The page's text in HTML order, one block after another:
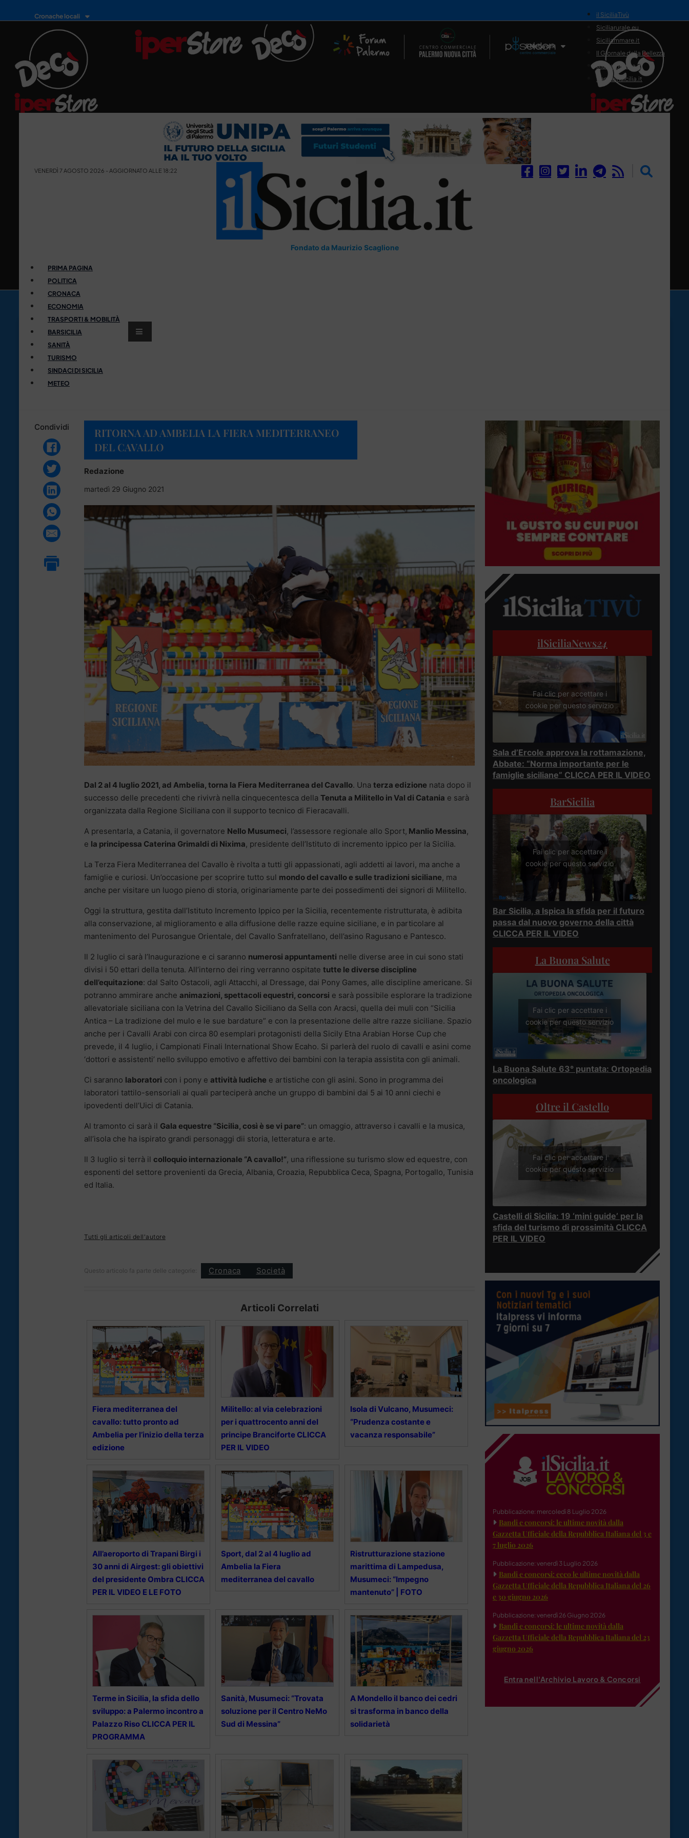
Cronache locali
Il Network
il SiciliaTivù
Siciliarurale.eu
Siciliammare.it
Il Giornale della Bellezza
Siciliamedica.it
Sanitainsicilia.it
VENERDÌ 7 AGOSTO 2026 - AGGIORNATO ALLE 18:22
Fondato da Maurizio Scaglione
PRIMA PAGINA
POLITICA
CRONACA
ECONOMIA
TRASPORTI & MOBILITÀ
BARSICILIA
SANITÀ
TURISMO
SINDACI DI SICILIA
METEO
Condividi
RITORNA AD AMBELIA LA FIERA MEDITERRANEO
DEL CAVALLO
Redazione
martedì 29 Giugno 2021
Dal 2 al 4 luglio 2021, ad Ambelia, torna la Fiera Mediterranea del Cavallo. Una terza edizione nata dopo il
successo delle precedenti che rivivrà nella cinquecentesca della Tenuta a Militello in Val di Catania e sarà
organizzata dalla Regione Siciliana con il supporto tecnico di Fieracavalli.
A presentarla, a Catania, il governatore Nello Musumeci, l’assessore regionale allo Sport, Manlio Messina,
e la principessa Caterina Grimaldi di Nixima, presidente dell’Istituto di incremento ippico per la Sicilia.
La Terza Fiera Mediterranea del Cavallo è rivolta a tutti gli appassionati, agli addetti ai lavori, ma anche a
famiglie e curiosi. Un’occasione per scoprire tutto sul mondo del cavallo e sulle tradizioni siciliane, ma
anche per visitare un luogo pieno di storia, originariamente parte dei possedimenti dei signori di Militello.
Oggi la struttura, gestita dall’Istituto Incremento Ippico per la Sicilia, recentemente ristrutturata, è adibita
alla conservazione, al miglioramento e alla diffusione delle razze equine siciliane, e in particolare al
mantenimento del Purosangue Orientale, del Cavallo Sanfratellano, dell’asino Ragusano e Pantesco.
Il 2 luglio ci sarà l’Inaugurazione e ci saranno numerosi appuntamenti nelle diverse aree in cui sono stati
divisi i 50 ettari della tenuta. All’interno dei ring verranno ospitate tutte le diverse discipline
dell’equitazione: dal Salto Ostacoli, agli Attacchi, al Dressage, dai Pony Games, alle discipline americane. Si
potranno ammirare anche animazioni, spettacoli equestri, concorsi e sarà possibile esplorare la tradizione
allevatoriale siciliana con la Vetrina del Cavallo Siciliano da Sella con Aracsi, quella dei muli con “Sicilia
Antica – La tradizione del mulo e le sue bardature” e con la presentazione delle altre razze siciliane. Spazio
anche per i Cavalli Arabi con circa 80 esemplari protagonisti della Sicily Etna Arabian Horse Cup che
prevede, il 4 luglio, i Campionati Finali International Show Ecaho. Si parlerà del ruolo di cavalli e asini come
‘dottori e assistenti’ nello sviluppo emotivo e affettivo dei bambini con la terapia assistita con gli animali.
Ci saranno laboratori con i pony e attività ludiche e artistiche con gli asini. Sono in programma dei
laboratori tattilo-sensoriali ai quali parteciperà anche un gruppo di bambini dai 5 ai 10 anni ciechi e
ipovedenti dell’Uici di Catania.
Al tramonto ci sarà il Gala equestre “Sicilia, così è se vi pare”: un omaggio, attraverso i cavalli e la musica,
all’isola che ha ispirato grandi personaggi dii storia, letteratura e arte.
Il 3 luglio si terrà il colloquio internazionale “A cavallo!”, una riflessione su turismo slow ed equestre, con
esponenti del settore provenienti da Grecia, Albania, Croazia, Repubblica Ceca, Spagna, Portogallo, Tunisia
ed Italia.
Tutti gli articoli dell'autore
Questo articolo fa parte delle categorie: Cronaca Società
Articoli Correlati
Fiera mediterranea del
cavallo: tutto pronto ad
Ambelia per l’inizio della terza
edizione
Militello: al via celebrazioni
per i quattrocento anni del
principe Branciforte CLICCA
PER IL VIDEO
Isola di Vulcano, Musumeci:
“Prudenza costante e
vacanza responsabile”
All’aeroporto di Trapani Birgi i
30 anni di Airgest: gli obiettivi
del presidente Ombra CLICCA
PER IL VIDEO E LE FOTO
Sport, dal 2 al 4 luglio ad
Ambelia la Fiera
mediterranea del cavallo
Ristrutturazione stazione
marittima di Lampedusa,
Musumeci: “Impegno
mantenuto” | FOTO
Terme in Sicilia, la sfida dello
sviluppo: a Palermo incontro a
Palazzo Riso CLICCA PER IL
PROGRAMMA
Sanità, Musumeci: “Trovata
soluzione per il Centro NeMo
Sud di Messina”
A Mondello il banco dei cedri
si trasforma in banco della
solidarietà
ilSiciliaNews24
Fai clic per accettare i
cookie per questo servizio
Sala d’Ercole approva la rottamazione,
Abbate: “Norma importante per le
famiglie siciliane” CLICCA PER IL VIDEO
BarSicilia
Fai clic per accettare i
cookie per questo servizio
Bar Sicilia, a Ispica la sfida per il futuro
passa dal nuovo governo della città
CLICCA PER IL VIDEO
La Buona Salute
Fai clic per accettare i
cookie per questo servizio
La Buona Salute 63° puntata: Ortopedia
oncologica
Oltre il Castello
Fai clic per accettare i
cookie per questo servizio
Castelli di Sicilia: 19 ‘mini guide’ per la
sfida del turismo di prossimità CLICCA
PER IL VIDEO
Pubblicazione: mercoledì 8 Luglio 2026
Bandi e concorsi: le ultime novità dalla
Gazzetta Ufficiale della Repubblica Italiana del 3 e
7 luglio 2026
Pubblicazione: venerdì 3 Luglio 2026
Bandi e concorsi: ecco le ultime novità dalla
Gazzetta Ufficiale della Repubblica Italiana del 26
e 30 giugno 2026
Pubblicazione: venerdì 26 Giugno 2026
Bandi e concorsi: le ultime novità dalla
Gazzetta Ufficiale della Repubblica Italiana del 23
giugno 2026
Entra nell'Archivio Lavoro & Concorsi